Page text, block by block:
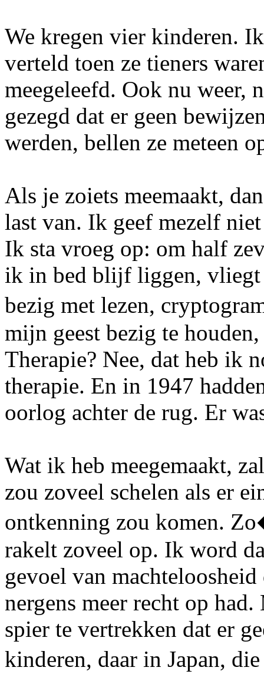
We kregen vier kinderen.
verteld toen ze tieners
meegeleefd. Ook nu weer,
gezegd dat er geen
werden, bellen ze meteen
Als je zoiets meemaakt,
last van. Ik geef mezelf
Ik sta vroeg op: om half
ik in bed blijf liggen, vliegt
bezig met lezen,
mijn geest bezig te
Therapie? Nee, dat heb ik
therapie. En in 1947
oorlog achter de rug. Er
Wat ik heb meegemaakt,
zou zoveel schelen als er
ontkenning zou komen.
rakelt zoveel op. Ik word
gevoel van
nergens meer recht op
spier te vertrekken dat er
kinderen, daar in Japan,